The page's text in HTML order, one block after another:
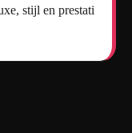
stijl en prestati